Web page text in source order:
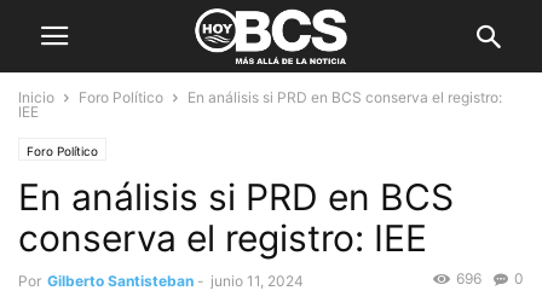
Inicio Foro Político
En análisis si PRD en BCS conserva el registro:
IEE
Foro Político
En análisis si PRD en BCS
conserva el registro: IEE
Por Gilberto Santisteban - junio 11, 2024 0
696